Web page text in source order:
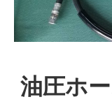
油圧ホ